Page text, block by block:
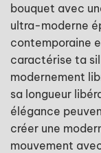
bouquet avec
ultra-moderne
contemporaine
caractérise ta
modernement
sa longueur
élégance
créer une
mouvement